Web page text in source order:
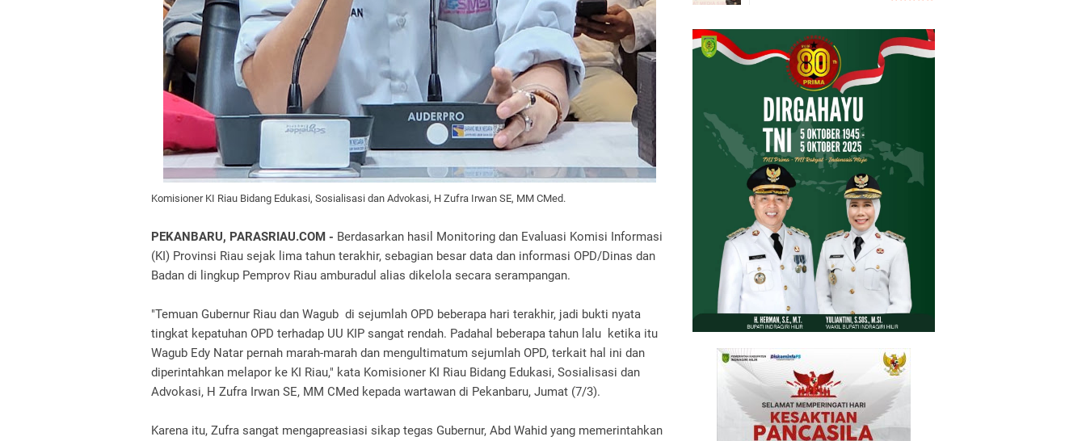
Komisioner KI Riau Bidang Edukasi, Sosialisasi dan Advokasi, H Zufra Irwan SE, MM CMed.
PEKANBARU, PARASRIAU.COM - Berdasarkan hasil Monitoring dan Evaluasi Komisi Informasi
(KI) Provinsi Riau sejak lima tahun terakhir, sebagian besar data dan informasi OPD/Dinas dan
Badan di lingkup Pemprov Riau amburadul alias dikelola secara serampangan.
"Temuan Gubernur Riau dan Wagub di sejumlah OPD beberapa hari terakhir, jadi bukti nyata
tingkat kepatuhan OPD terhadap UU KIP sangat rendah. Padahal beberapa tahun lalu ketika itu
Wagub Edy Natar pernah marah-marah dan mengultimatum sejumlah OPD, terkait hal ini dan
diperintahkan melapor ke KI Riau," kata Komisioner KI Riau Bidang Edukasi, Sosialisasi dan
Advokasi, H Zufra Irwan SE, MM CMed kepada wartawan di Pekanbaru, Jumat (7/3).
Karena itu, Zufra sangat mengapreasiasi sikap tegas Gubernur, Abd Wahid yang memerintahkan